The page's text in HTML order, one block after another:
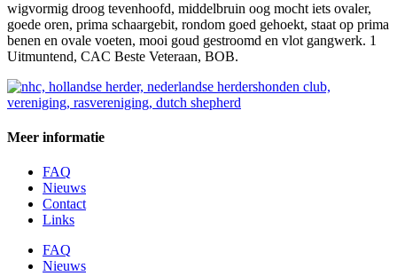
wigvormig droog tevenhoofd, middelbruin oog mocht iets ovaler,
goede oren, prima schaargebit, rondom goed gehoekt, staat op prima
benen en ovale voeten, mooi goud gestroomd en vlot gangwerk. 1
Uitmuntend, CAC Beste Veteraan, BOB.
Meer informatie
FAQ
Nieuws
Contact
Links
FAQ
Nieuws